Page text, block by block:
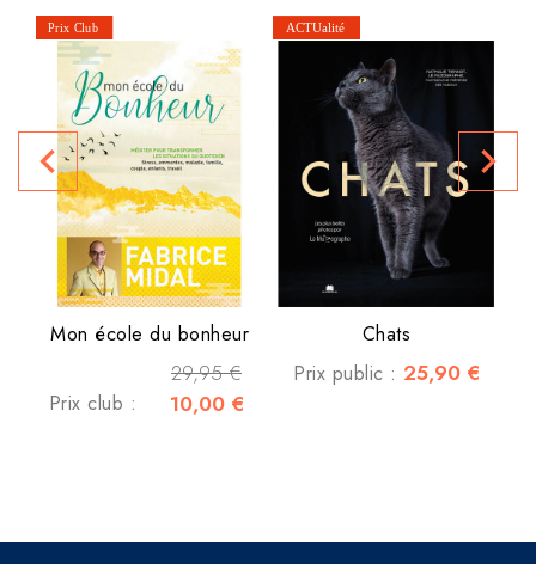
Mon école du bonheur
29,95 €
Prix club : 10,00 €
Chats
Prix public : 25,90 €
navigate_before navigate_next